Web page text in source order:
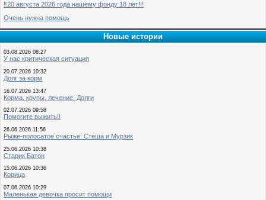
‼️20 августа 2026 года нашему фонду 18 лет!!!
Очень нужна помощь
Новые истории
03.08.2026 08:27
У нас критическая ситуация
20.07.2026 10:32
Долг за корм
16.07.2026 13:47
Корма, крупы, лечение. Долги
02.07.2026 09:58
Помогите выжить!!
26.06.2026 11:56
Рыже-полосатое счастье: Стеша и Мурзик
25.06.2026 10:38
Старик Батон
15.06.2026 10:36
Корица
07.06.2026 10:29
Маленькая девочка просит помощи